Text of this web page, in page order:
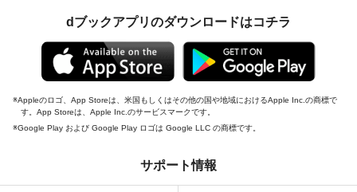
dブックアプリのダウンロードはコチラ
Appleのロゴ、App Storeは、米国もしくはその他の国や地域におけるApple Inc.の商標で
す。App Storeは、Apple Inc.のサービスマークです。
Google Play および Google Play ロゴは Google LLC の商標です。
サポート情報